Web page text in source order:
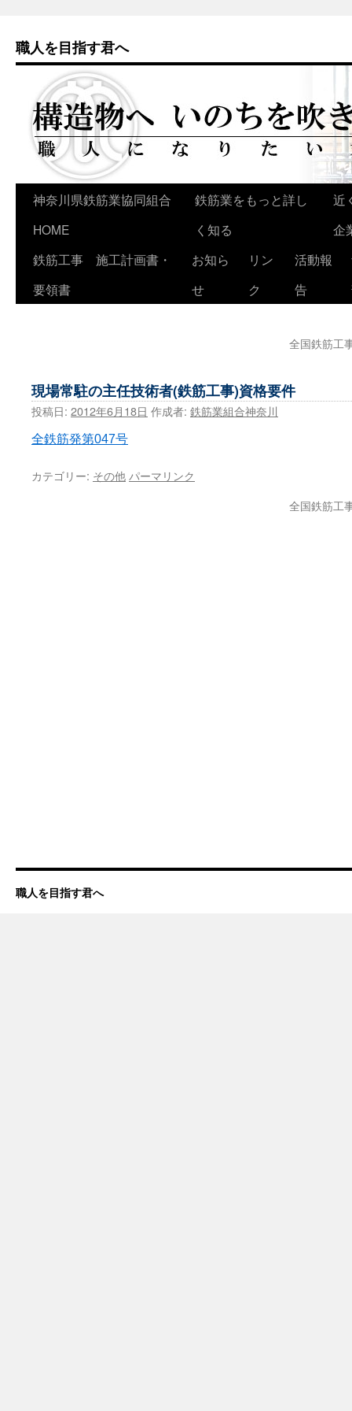
職人を目指す君へ
コ
テ
ン
キ
ッ
神奈川県鉄筋業協同組合
HOME
鉄筋業をもっと詳し
く知る
近
企
鉄筋工事 施工計画書・
要領書
お知ら
せ
リン
ク
活動報
告
全国鉄筋工
現場常駐の主任技術者(鉄筋工事)資格要件
投稿日: 2012年6月18日 作成者: 鉄筋業組合神奈川
全鉄筋発第047号
カテゴリー: その他 パーマリンク
全国鉄筋工
職人を目指す君へ